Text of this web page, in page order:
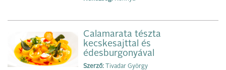
Calamarata tészta
kecskesajttal és
édesburgonyával
Szerző: Tivadar György